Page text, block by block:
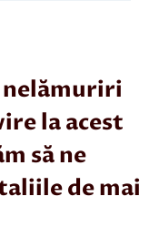
la acest
să ne
de mai